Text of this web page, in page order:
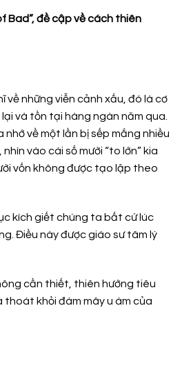
Bad”, đề cập về cách thiên
về những viễn cảnh xấu, đó là cơ
và tồn tại hàng ngàn năm qua.
về một lần bị sếp mắng nhiều
vào cái số mười “to lớn” kia
vốn không được tạo lập theo
kích giết chúng ta bất cứ lúc
Điều này được giáo sư tâm lý
cần thiết, thiên hướng tiêu
thoát khỏi đám mây u ám của